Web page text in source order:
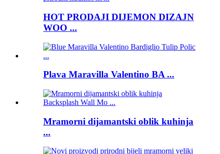
HOT PRODAJI DIJEMON DIZAJN
WOO ...
Plava Maravilla Valentino BA ...
Mramorni dijamantski oblik kuhinja
...